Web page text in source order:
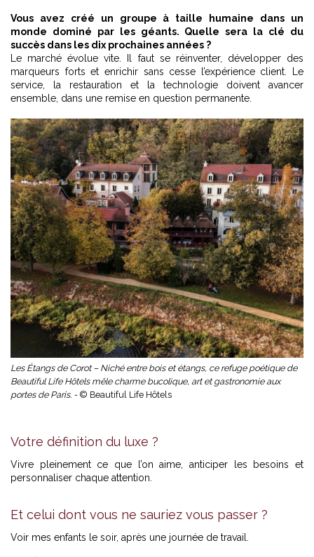
Vous avez créé un groupe à taille humaine dans un
monde dominé par les géants. Quelle sera la clé du
succès dans les dix prochaines années ?
Le marché évolue vite. Il faut se réinventer, développer des
marqueurs forts et enrichir sans cesse l’expérience client. Le
service, la restauration et la technologie doivent avancer
ensemble, dans une remise en question permanente.
Les Étangs de Corot – Niché entre bois et étangs, ce refuge poétique de
Beautiful Life Hôtels mêle charme bucolique, art et gastronomie aux
portes de Paris. - © Beautiful Life Hôtels
Votre définition du luxe ?
Vivre pleinement ce que l’on aime, anticiper les besoins et
personnaliser chaque attention.
Et celui dont vous ne sauriez vous passer ?
Voir mes enfants le soir, après une journée de travail.